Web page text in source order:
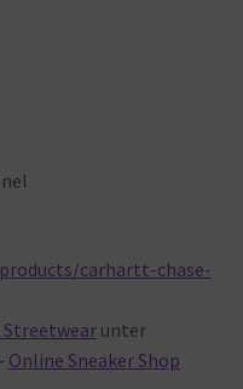
carhartt-chase-
unter
Online Sneaker Shop